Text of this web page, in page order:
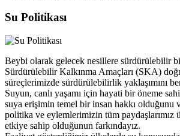
Su Politikası
Beybi olarak gelecek nesillere sürdürülebilir
Sürdürülebilir Kalkınma Amaçları (SKA)
süreçlerimizde sürdürülebilirlik yaklaşımını
Suyun, canlı yaşamı için hayati bir öneme
suya erişimin temel bir insan hakkı
politika ve eylemlerimizin tüm paydaşlarımız
etkiye sahip olduğunun farkındayız.